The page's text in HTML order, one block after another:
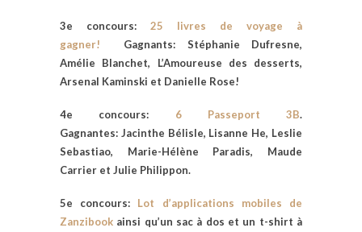
3e concours: 25 livres de voyage à
gagner! Gagnants: Stéphanie Dufresne,
Amélie Blanchet, L’Amoureuse des desserts,
Arsenal Kaminski et Danielle Rose!
4e concours: 6 Passeport 3B.
Gagnantes: Jacinthe Bélisle, Lisanne He, Leslie
Sebastiao, Marie-Hélène Paradis, Maude
Carrier et Julie Philippon.
5e concours: Lot d’applications mobiles de
Zanzibook ainsi qu’un sac à dos et un t-shirt à